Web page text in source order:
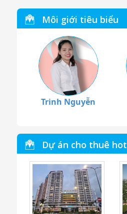
Môi giới tiêu biểu
Trinh Nguyễn
Dự án cho thuê